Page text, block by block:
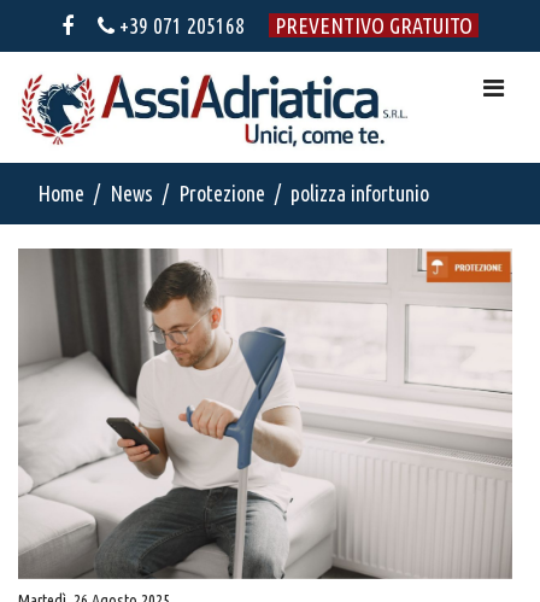
+39 071 205168 PREVENTIVO GRATUITO
Home News Protezione polizza infortunio